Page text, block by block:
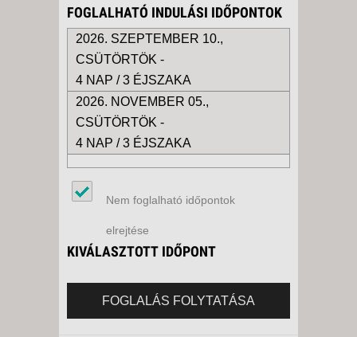
FOGLALHATÓ INDULÁSI IDŐPONTOK
2026. SZEPTEMBER 10.,
CSÜTÖRTÖK -
4 NAP / 3 ÉJSZAKA
2026. NOVEMBER 05.,
CSÜTÖRTÖK -
4 NAP / 3 ÉJSZAKA
Nem foglalható időpontok
elrejtése
KIVÁLASZTOTT IDŐPONT
FOGLALÁS FOLYTATÁSA